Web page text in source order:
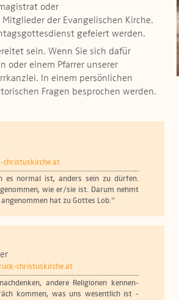
oder
der Evangelischen Kirche.
gefeiert werden.
sein. Wenn Sie sich dafür
oder einem Pfarrer unserer
In einem persönlichen
Fragen besprochen werden.
christuskirche.at
es normal ist, anders sein zu dürfen.
wie er/sie ist. Darum nehmt
hat zu Gottes Lob.“
christuskirche.at
andere Religionen kennen-
kommen, was uns wesentlich ist -